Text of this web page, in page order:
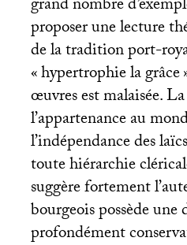
grand nombre
proposer une lecture
de la tradition port-
«hypertrophie la grâce
œuvres est malaisée.
l’appartenance au
l’indépendance des
toute hiérarchie
suggère fortement
bourgeois possède
profondément